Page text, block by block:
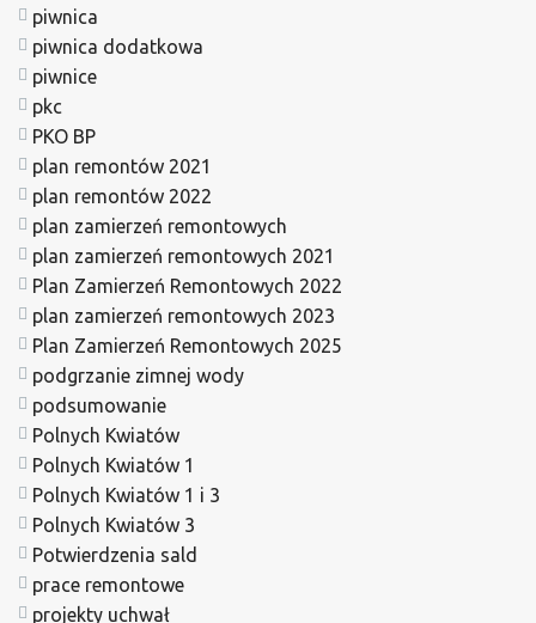
piwnica
piwnica dodatkowa
piwnice
pkc
PKO BP
plan remontów 2021
plan remontów 2022
plan zamierzeń remontowych
plan zamierzeń remontowych 2021
Plan Zamierzeń Remontowych 2022
plan zamierzeń remontowych 2023
Plan Zamierzeń Remontowych 2025
podgrzanie zimnej wody
podsumowanie
Polnych Kwiatów
Polnych Kwiatów 1
Polnych Kwiatów 1 i 3
Polnych Kwiatów 3
Potwierdzenia sald
prace remontowe
projekty uchwał